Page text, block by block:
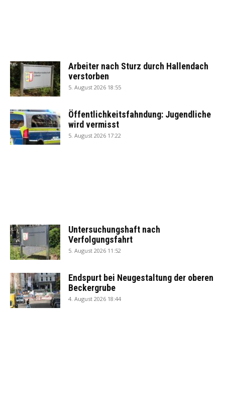
Arbeiter nach Sturz durch Hallendach
verstorben
5. August 2026 18:55
Öffentlichkeitsfahndung: Jugendliche
wird vermisst
5. August 2026 17:22
Untersuchungshaft nach
Verfolgungsfahrt
5. August 2026 11:52
Endspurt bei Neugestaltung der oberen
Beckergrube
4. August 2026 18:44